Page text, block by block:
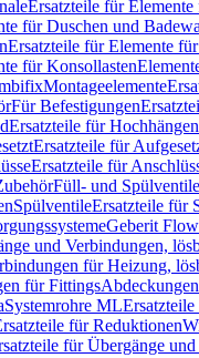
Ersatzteile für
für Duschen und
Ersatzteile für Elemente
für Konsollasten
Montageelemente
Für Befestigungen
Ersatzteile für
Ersatzteile für
Ersatzteile für
Füll- und Spülventile
SpülventileErsatzteile für
Geberit
und Verbindungen,
für Heizung,
für Fittings
Systemrohre ML
für Reduktionen
für Übergänge